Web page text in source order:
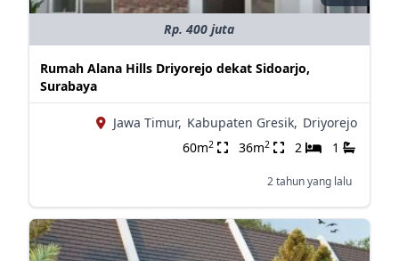
Rp. 400 juta
Rumah Alana Hills Driyorejo dekat Sidoarjo,
Surabaya
Jawa Timur, Kabupaten Gresik, Driyorejo
60m2 36m2 2 1
2 tahun yang lalu